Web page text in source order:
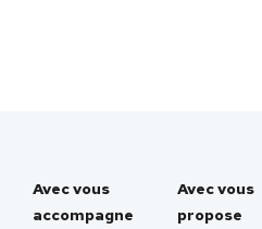
Avec vous
accompagne
Avec vous
propose